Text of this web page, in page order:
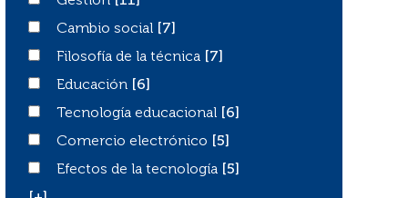
Cambio social
Cambio social
[7]
Filosofía de la técnica
Filosofía de la técnica
[7]
Educación
Educación
[6]
Tecnología educacional
Tecnología educacional
[6]
Comercio electrónico
Comercio electrónico
[5]
Efectos de la tecnología
Efectos de la tecnología
[5]